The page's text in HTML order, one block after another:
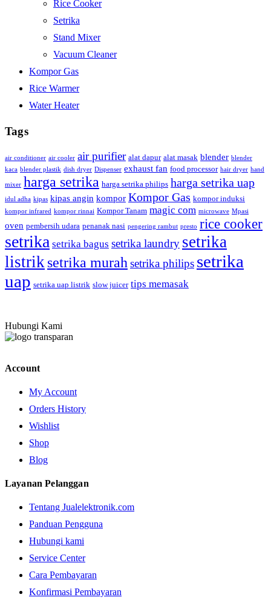
Rice Cooker
Setrika
Stand Mixer
Vacuum Cleaner
Kompor Gas
Rice Warmer
Water Heater
Tags
air conditioner air cooler air purifier alat dapur alat masak blender blender
kaca blender plastik dish dryer Dispenser exhaust fan food processor hair dryer hand
mixer harga setrika harga setrika philips harga setrika uap
idul adha kipas kipas angin kompor Kompor Gas kompor induksi
kompor infrared kompor rinnai Kompor Tanam magic com microwave Mpasi
oven pembersih udara penanak nasi pengering rambut presto rice cooker
setrika setrika bagus setrika laundry setrika
listriksetrika murah setrika philips setrika
uap setrika uap listrik slow juicer tips memasak
Hubungi Kami
Account
My Account
Orders History
Wishlist
Shop
Blog
Layanan Pelanggan
Tentang Jualelektronik.com
Panduan Pengguna
Hubungi kami
Service Center
Cara Pembayaran
Konfirmasi Pembayaran